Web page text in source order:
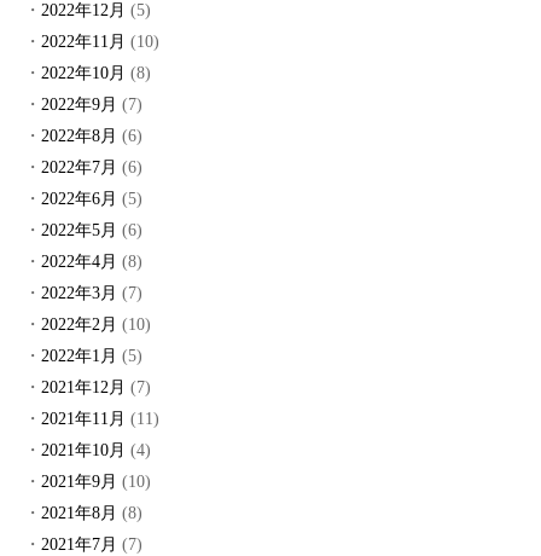
2022年12月 (5)
2022年11月 (10)
2022年10月 (8)
2022年9月 (7)
2022年8月 (6)
2022年7月 (6)
2022年6月 (5)
2022年5月 (6)
2022年4月 (8)
2022年3月 (7)
2022年2月 (10)
2022年1月 (5)
2021年12月 (7)
2021年11月 (11)
2021年10月 (4)
2021年9月 (10)
2021年8月 (8)
2021年7月 (7)